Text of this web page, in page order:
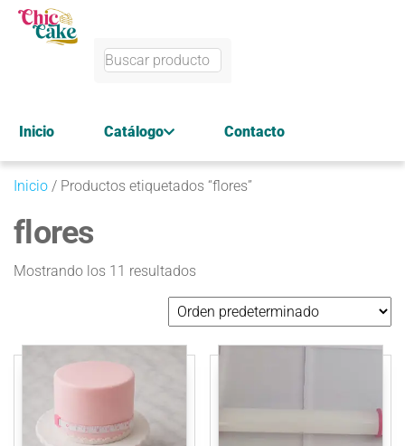
Inicio Catálogo Contacto
Inicio / Productos etiquetados “flores”
flores
Mostrando los 11 resultados